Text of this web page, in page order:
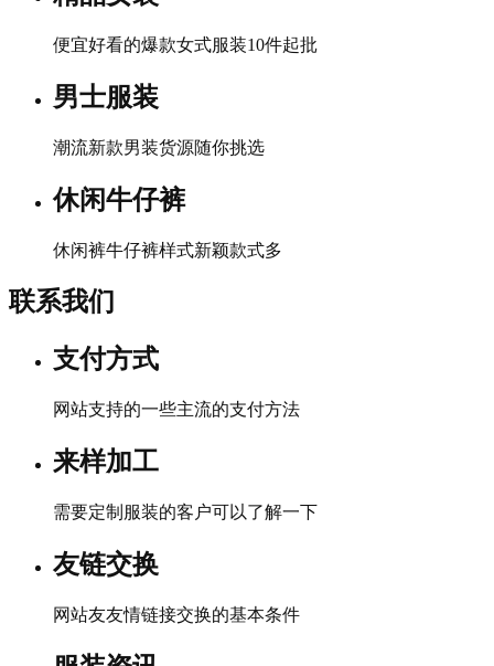
便宜好看的爆款女式服装10件起批
男士服装
潮流新款男装货源随你挑选
休闲牛仔裤
休闲裤牛仔裤样式新颖款式多
联系我们
支付方式
网站支持的一些主流的支付方法
来样加工
需要定制服装的客户可以了解一下
友链交换
网站友友情链接交换的基本条件